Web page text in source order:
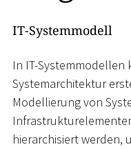
IT-Systemmodell
In IT-Systemmodellen
Systemarchitektur
Modellierung von
hierarchisiert werden,